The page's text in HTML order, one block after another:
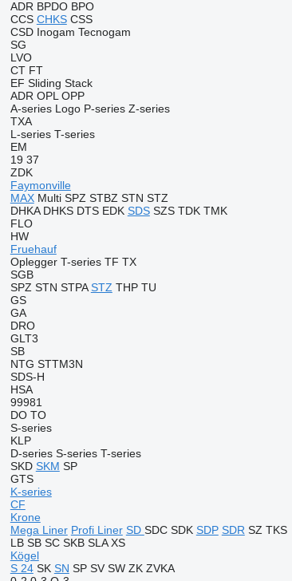
ADR BPDO BPO
CCS CHKS CSS
CSD Inogam Tecnogam
SG
LVO
CT FT
EF Sliding Stack
ADR OPL OPP
A-series Logo P-series Z-series
TXA
L-series T-series
EM
19 37
ZDK
Faymonville
MAX Multi SPZ STBZ STN STZ
DHKA DHKS DTS EDK SDS SZS TDK TMK
FLO
HW
Fruehauf
Oplegger T-series TF TX
SGB
SPZ STN STPA STZ THP TU
GS
GA
DRO
GLT3
SB
NTG STTM3N
SDS-H
HSA
99981
DO TO
S-series
KLP
D-series S-series T-series
SKD SKM SP
GTS
K-series
CF
Krone
Mega Liner Profi Liner SD SDC SDK SDP SDR SZ TKS
LB SB SC SKB SLA XS
Kögel
S 24 SK SN SP SV SW ZK ZVKA